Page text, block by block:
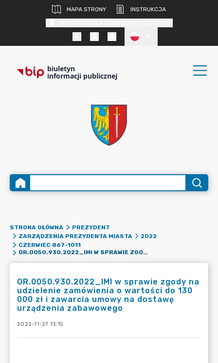
MAPA STRONY
INSTRUKCJA
biuletyn
informacji publicznej
STRONA GŁÓWNA
PREZYDENT
ZARZĄDZENIA PREZYDENTA MIASTA
2022
CZERWIEC 867-1011
OR.0050.930.2022_IMI W SPRAWIE ZGODY NA UDZIELENIE ZAMÓWIENIA O WARTOŚCI DO 130 000 ZŁ I ZAWARCIA UMOWY NA DOSTAWĘ URZĄDZENIA ZABAWOWEGO
OR.0050.930.2022_IMI w sprawie zgody na
udzielenie zamówienia o wartości do 130
000 zł i zawarcia umowy na dostawę
urządzenia zabawowego
2022-11-27 13:15